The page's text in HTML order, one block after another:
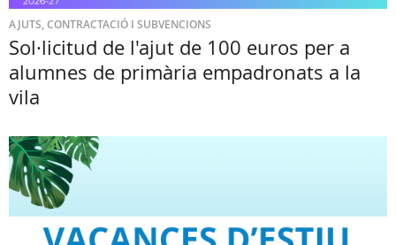
AJUTS, CONTRACTACIÓ I SUBVENCIONS
Sol·licitud de l'ajut de 100 euros per a
alumnes de primària empadronats a la
vila